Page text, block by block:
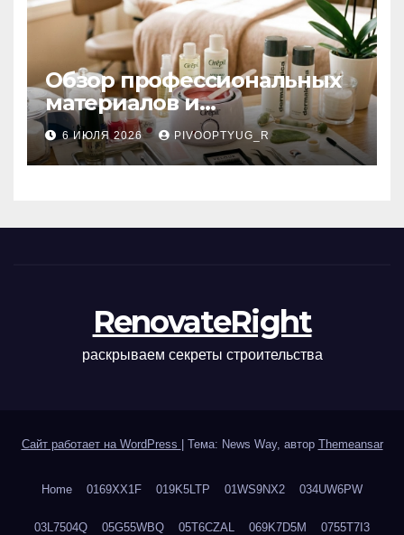
Обзор профессиональных
материалов и
инструментов для
маникюра, депиляции,
наращивания ресниц и
6 ИЮЛЯ 2026 PIVOOPTYUG_R
RenovateRight
раскрываем секреты строительства
Сайт работает на WordPress Тема: News Way, автор Themeansar
Home 0169XX1F 019K5LTP 01WS9NX2 034UW6PW
03L7504Q 05G55WBQ 05T6CZAL 069K7D5M 0755T7I3